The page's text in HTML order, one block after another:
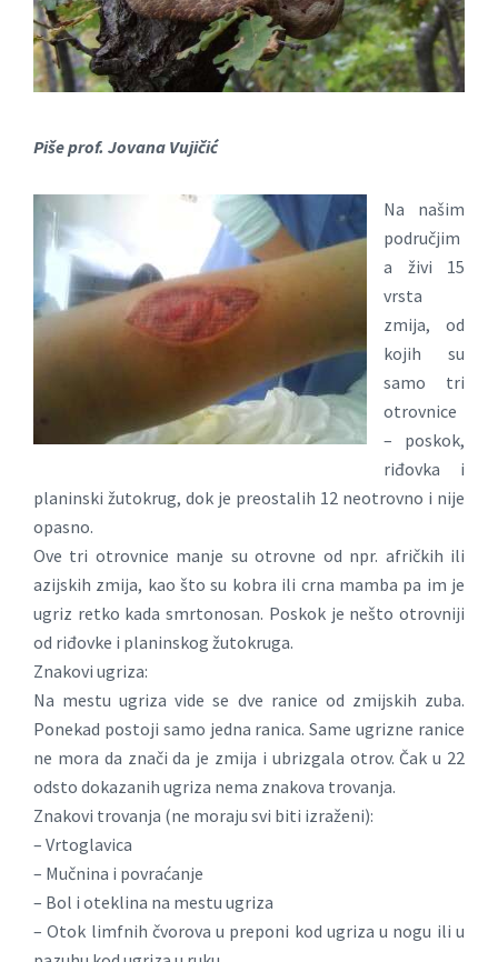
Piše prof. Jovana Vujičić
Na našim
područjim
a živi 15
vrsta
zmija, od
kojih su
samo tri
otrovnice
– poskok,
riđovka i
planinski žutokrug, dok je preostalih 12 neotrovno i nije
opasno.
Ove tri otrovnice manje su otrovne od npr. afričkih ili
azijskih zmija, kao što su kobra ili crna mamba pa im je
ugriz retko kada smrtonosan. Poskok je nešto otrovniji
od riđovke i planinskog žutokruga.
Znakovi ugriza:
Na mestu ugriza vide se dve ranice od zmijskih zuba.
Ponekad postoji samo jedna ranica. Same ugrizne ranice
ne mora da znači da je zmija i ubrizgala otrov. Čak u 22
odsto dokazanih ugriza nema znakova trovanja.
Znakovi trovanja (ne moraju svi biti izraženi):
– Vrtoglavica
– Mučnina i povraćanje
– Bol i oteklina na mestu ugriza
– Otok limfnih čvorova u preponi kod ugriza u nogu ili u